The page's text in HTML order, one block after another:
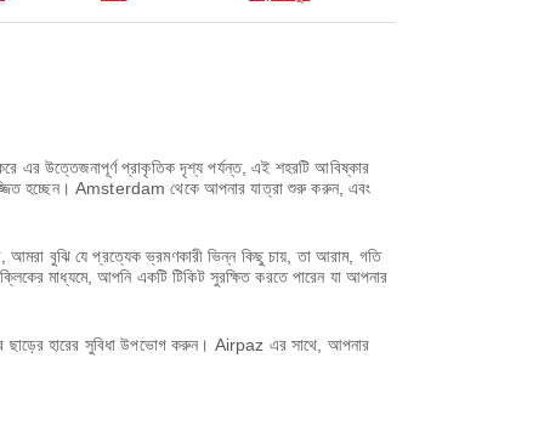
এর উত্তেজনাপূর্ণ প্রাকৃতিক দৃশ্য পর্যন্ত, এই শহরটি আবিষ্কার
হচ্ছেন। Amsterdam থেকে আপনার যাত্রা শুরু করুন, এবং
বুঝি যে প্রত্যেক ভ্রমণকারী ভিন্ন কিছু চায়, তা আরাম, গতি
মাধ্যমে, আপনি একটি টিকিট সুরক্ষিত করতে পারেন যা আপনার
ছাড়ের হারের সুবিধা উপভোগ করুন। Airpaz এর সাথে, আপনার